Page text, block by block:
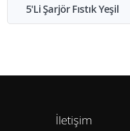
5'Li Şarjör Fıstık Yeşil
İletişim